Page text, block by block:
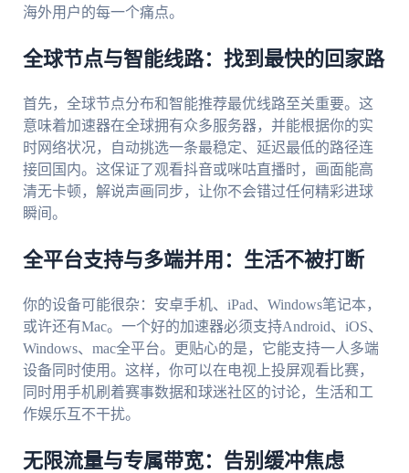
海外用户的每一个痛点。
全球节点与智能线路：找到最快的回家路
首先，全球节点分布和智能推荐最优线路至关重要。这
意味着加速器在全球拥有众多服务器，并能根据你的实
时网络状况，自动挑选一条最稳定、延迟最低的路径连
接回国内。这保证了观看抖音或咪咕直播时，画面能高
清无卡顿，解说声画同步，让你不会错过任何精彩进球
瞬间。
全平台支持与多端并用：生活不被打断
你的设备可能很杂：安卓手机、iPad、Windows笔记本，
或许还有Mac。一个好的加速器必须支持Android、iOS、
Windows、mac全平台。更贴心的是，它能支持一人多端
设备同时使用。这样，你可以在电视上投屏观看比赛，
同时用手机刷着赛事数据和球迷社区的讨论，生活和工
作娱乐互不干扰。
无限流量与专属带宽：告别缓冲焦虑